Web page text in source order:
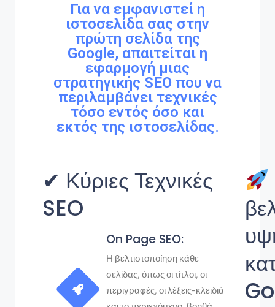
Για να εμφανιστεί η
ιστοσελίδα σας στην
πρώτη σελίδα της
Google, απαιτείται η
εφαρμογή μιας
στρατηγικής SEO που να
περιλαμβάνει τεχνικές
τόσο εντός όσο και
εκτός της ιστοσελίδας.
✔ Κύριες Τεχνικές
SEO
On Page SEO:
Η βελτιστοποίηση κάθε
σελίδας, όπως οι τίτλοι, οι
περιγραφές, οι λέξεις-κλειδιά